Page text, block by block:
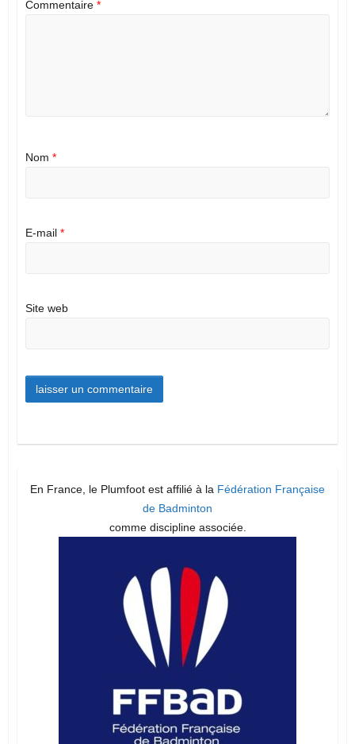
Commentaire *
Nom *
E-mail *
Site web
En France, le Plumfoot est affilié à la Fédération Française
de Badminton
comme discipline associée.